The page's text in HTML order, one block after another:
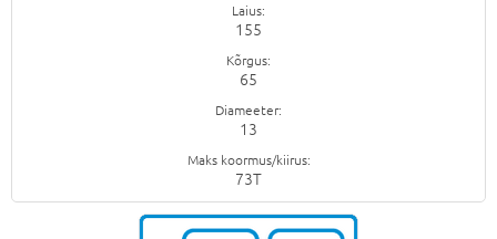
Laius
155
Kõrgus
65
Diameeter
13
Maks koormus/kiirus
73T